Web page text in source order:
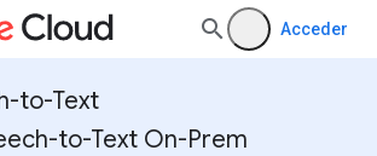
Acceder
to-Text
to-Text On-Prem